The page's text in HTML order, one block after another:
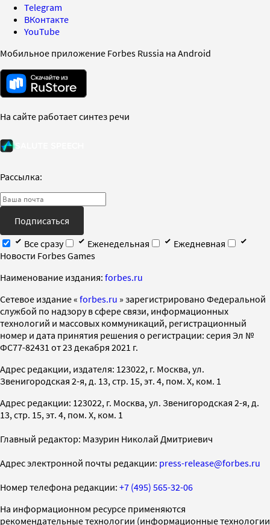
Telegram
ВКонтакте
YouTube
Мобильное приложение Forbes Russia на Android
На сайте работает синтез речи
Рассылка:
Подписаться
Все сразу
Еженедельная
Ежедневная
Новости Forbes Games
Наименование издания: forbes.ru
Cетевое издание « forbes.ru » зарегистрировано Федеральной
службой по надзору в сфере связи, информационных
технологий и массовых коммуникаций, регистрационный
номер и дата принятия решения о регистрации: серия Эл №
ФС77-82431 от 23 декабря 2021 г.
Адрес редакции, издателя: 123022, г. Москва, ул.
Звенигородская 2-я, д. 13, стр. 15, эт. 4, пом. X, ком. 1
Адрес редакции: 123022, г. Москва, ул. Звенигородская 2-я, д.
13, стр. 15, эт. 4, пом. X, ком. 1
Главный редактор: Мазурин Николай Дмитриевич
Адрес электронной почты редакции: press-release@forbes.ru
Номер телефона редакции: +7 (495) 565-32-06
На информационном ресурсе применяются
рекомендательные технологии (информационные технологии